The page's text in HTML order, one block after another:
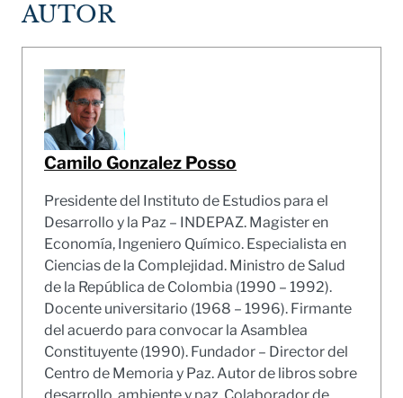
AUTOR
Camilo Gonzalez Posso
Presidente del Instituto de Estudios para el
Desarrollo y la Paz – INDEPAZ. Magister en
Economía, Ingeniero Químico. Especialista en
Ciencias de la Complejidad. Ministro de Salud
de la República de Colombia (1990 – 1992).
Docente universitario (1968 – 1996). Firmante
del acuerdo para convocar la Asamblea
Constituyente (1990). Fundador – Director del
Centro de Memoria y Paz. Autor de libros sobre